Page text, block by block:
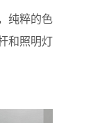
纯粹的色
和照明灯